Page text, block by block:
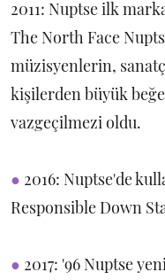
2011: Nuptse ilk
The North Face
müzisyenlerin,
kişilerden büyük
vazgeçilmezi oldu.
● 2016: Nuptse'de
Responsible Down
● 2017: '96 Nuptse